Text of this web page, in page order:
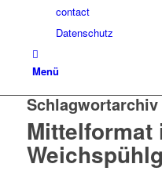
contact
Datenschutz
Menü
Mittelformat